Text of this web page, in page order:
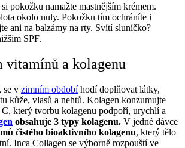
pokožku namažte mastnějším krémem.
okolo nuly. Pokožku tím ochráníte i
ani na balzámy na rty. Svítí sluníčko?
SPF.
vitamínů a kolagenu
se v zimním obdobíhodí doplňovat látky,
kůže, vlasů a nehtů. Kolagen konzumujte
který tvorbu kolagenu podpoří, urychlí a
obsahuje 3 typy kolagenu. V jedné dávce
čistého bioaktivního kolagenu, který tělo
Inca Collagen se výborně rozpouští ve